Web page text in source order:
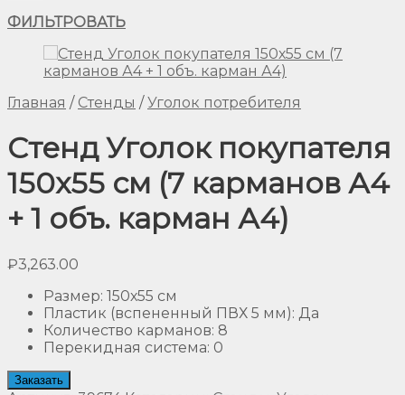
ФИЛЬТРОВАТЬ
Главная / Стенды / Уголок потребителя
Стенд Уголок покупателя
150х55 см (7 карманов А4
+ 1 объ. карман А4)
₽3,263.00
Размер: 150х55 см
Пластик (вспененный ПВХ 5 мм): Да
Количество карманов: 8
Перекидная система: 0
Заказать